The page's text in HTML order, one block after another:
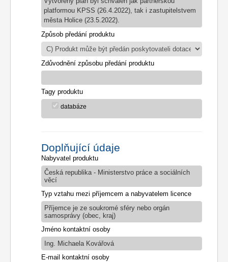
platformou KPSS (26.4.2022), tak i zastupitelstvem
města Holice (23.5.2022).
Způsob předání produktu
Zdůvodnění způsobu předání produktu
Tagy produktu
databáze
Doplňující údaje
Nabyvatel produktu
Česká republika - Ministerstvo práce a sociálních
věcí
Typ vztahu mezi příjemcem a nabyvatelem licence
Příjemce je ze soukromé sféry nebo orgán
samosprávy (obec, kraj)
Jméno kontaktní osoby
Ing. Michaela Kovářová
E-mail kontaktní osoby